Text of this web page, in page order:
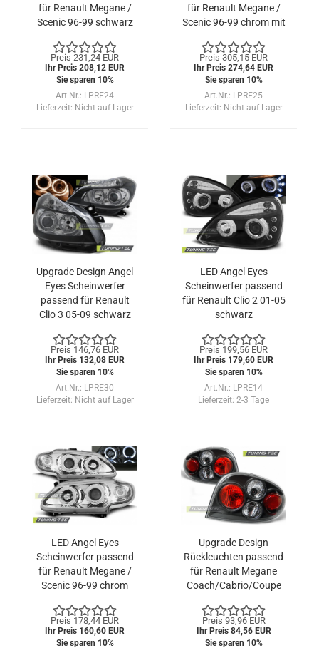
für Renault Megane /
Scenic 96-99 schwarz
Preis 231,24 EUR
Ihr Preis 208,12 EUR
Sie sparen 10%
Art.Nr.: LPRE24
Lieferzeit: Nicht auf Lager
für Renault Megane /
Scenic 96-99 chrom mit
Preis 305,15 EUR
Ihr Preis 274,64 EUR
Sie sparen 10%
Art.Nr.: LPRE25
Lieferzeit: Nicht auf Lager
Upgrade Design Angel
Eyes Scheinwerfer
passend für Renault
Clio 3 05-09 schwarz
Preis 146,76 EUR
Ihr Preis 132,08 EUR
Sie sparen 10%
Art.Nr.: LPRE30
Lieferzeit: Nicht auf Lager
LED Angel Eyes
Scheinwerfer passend
für Renault Clio 2 01-05
schwarz
Preis 199,56 EUR
Ihr Preis 179,60 EUR
Sie sparen 10%
Art.Nr.: LPRE14
Lieferzeit: 2-3 Tage
LED Angel Eyes
Scheinwerfer passend
für Renault Megane /
Scenic 96-99 chrom
Preis 178,44 EUR
Ihr Preis 160,60 EUR
Sie sparen 10%
Upgrade Design
Rückleuchten passend
für Renault Megane
Coach/Cabrio/Coupe
Preis 93,96 EUR
Ihr Preis 84,56 EUR
Sie sparen 10%